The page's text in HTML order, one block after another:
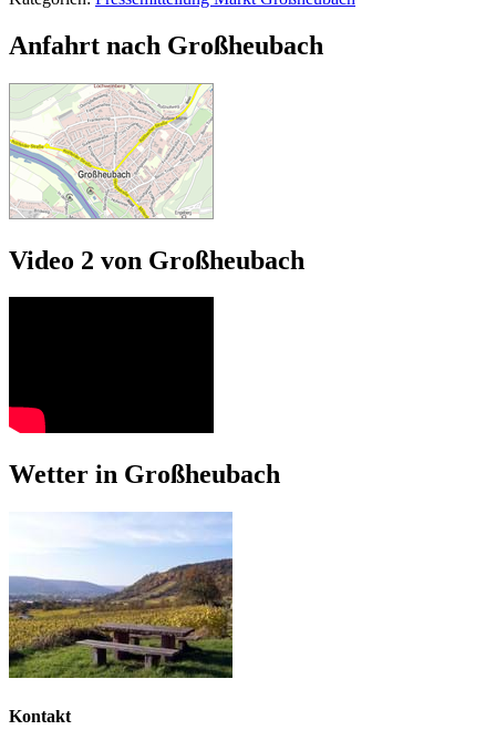
Anfahrt nach Großheubach
Video 2 von Großheubach
Wetter in Großheubach
Kontakt